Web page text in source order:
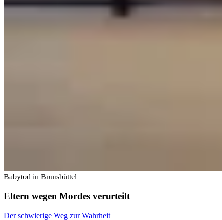
Babytod in Brunsbüttel
Eltern wegen Mordes verurteilt
Der schwierige Weg zur Wahrheit